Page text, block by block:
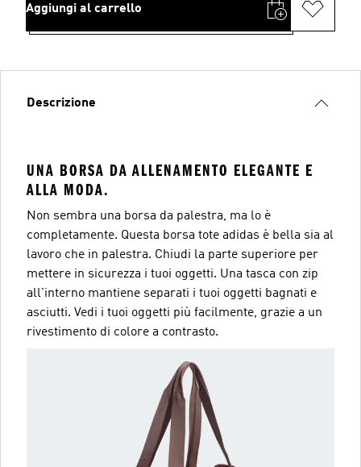
Aggiungi al carrello
Descrizione
UNA BORSA DA ALLENAMENTO ELEGANTE E
ALLA MODA.
Non sembra una borsa da palestra, ma lo è
completamente. Questa borsa tote adidas è bella sia al
lavoro che in palestra. Chiudi la parte superiore per
mettere in sicurezza i tuoi oggetti. Una tasca con zip
all'interno mantiene separati i tuoi oggetti bagnati e
asciutti. Vedi i tuoi oggetti più facilmente, grazie a un
rivestimento di colore a contrasto.